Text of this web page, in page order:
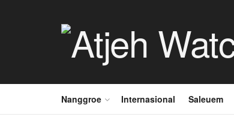
Nanggroe Internasional Saleuem